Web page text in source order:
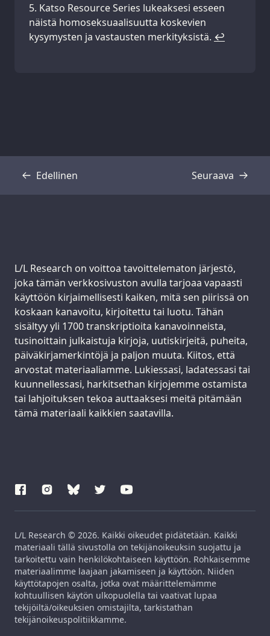
Katso Resource Series lukeaksesi esseen
näistä homoseksuaalisuutta koskevien
kysymysten ja vastausten merkityksistä. ↩
Edellinen
Transkriptio Seuraava
Transkriptio
Support us:
L/L Research on voittoa tavoittelematon järjestö,
joka tämän verkkosivuston avulla tarjoaa vapaasti
käyttöön kirjaimellisesti kaiken, mitä sen piirissä on
koskaan kanavoitu, kirjoitettu tai luotu. Tähän
sisältyy yli 1700 transkriptioita kanavoinneista,
tusinoittain julkaistuja kirjoja, uutiskirjeitä, puheita,
päiväkirjamerkintöjä ja paljon muuta. Kiitos, että
arvostat materiaaliamme. Lukiessasi, ladatessasi tai
kuunnellessasi, harkitsethan kirjojemme ostamista
tai lahjoituksen tekoa auttaaksesi meitä pitämään
tämä materiaali kaikkien saatavilla.
L/L Research © 2026. Kaikki oikeudet pidätetään. Kaikki
materiaali tällä sivustolla on tekijänoikeuksin suojattu ja
tarkoitettu vain henkilökohtaiseen käyttöön. Rohkaisemme
materiaalimme laajaan jakamiseen ja käyttöön. Niiden
käyttötapojen osalta, jotka ovat määrittelemämme
kohtuullisen käytön ulkopuolella tai vaativat lupaa
tekijöiltä/oikeuksien omistajilta, tarkistathan
tekijänoikeuspolitiikkamme.